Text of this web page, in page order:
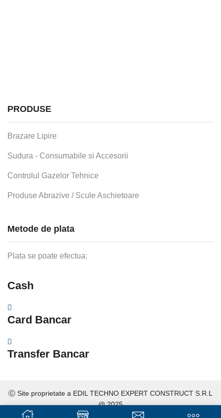
PRODUSE
Brazare Lipire
Sudura - Consumabile si Accesorii
Controlul Gazelor Tehnice
Produse Abrazive / Scule Aschietoare
Metode de plata
Plata se poate efectua:
Cash
Card Bancar
Transfer Bancar
Ⓒ Site proprietate a EDIL TECHNO EXPERT CONSTRUCT S.R.L
@ 2025